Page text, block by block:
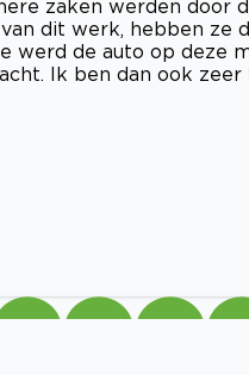
zaken werden door
dit werk, hebben ze
werd de auto op deze
Ik ben dan ook zeer